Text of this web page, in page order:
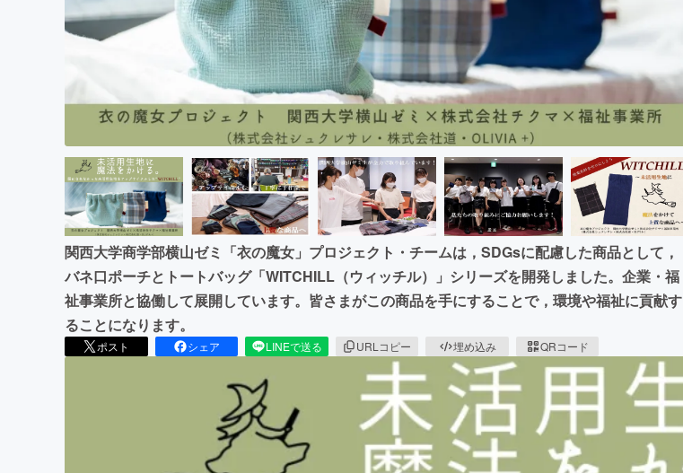
CAMPFIRE for Social Good
CAMPFIREふるさと納税 machi-ya
関西大学商学部横山ゼミ「衣の魔女」プロジェクト・チームは，SDGsに配慮した商品として，
バネ口ポーチとトートバッグ「WITCHILL（ウィッチル）」シリーズを開発しました。企業・福
祉事業所と協働して展開しています。皆さまがこの商品を手にすることで，環境や福祉に貢献す
ることになります。
ポスト シェア LINEで送る URLコピー 埋め込み QRコード